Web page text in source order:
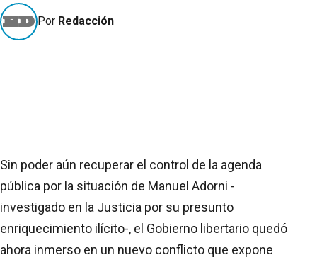
Por Redacción
Sin poder aún recuperar el control de la agenda
pública por la situación de Manuel Adorni -
investigado en la Justicia por su presunto
enriquecimiento ilícito-, el Gobierno libertario quedó
ahora inmerso en un nuevo conflicto que expone